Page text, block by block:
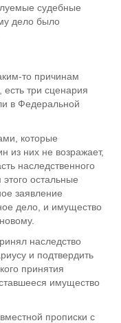
судебные
дело было
то причинам
есть три сценария
в Федеральной
которые
из них не возражает,
наследственного
остальные
заявление
дело, и имущество
наследство
и подтвердить
принятия
имущество
прописки с